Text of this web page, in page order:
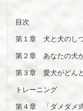
目次
第１章 犬と犬のし
第２章 あなたの犬
第３章 愛犬がどん
トレーニング
第４章 「ダメダメ